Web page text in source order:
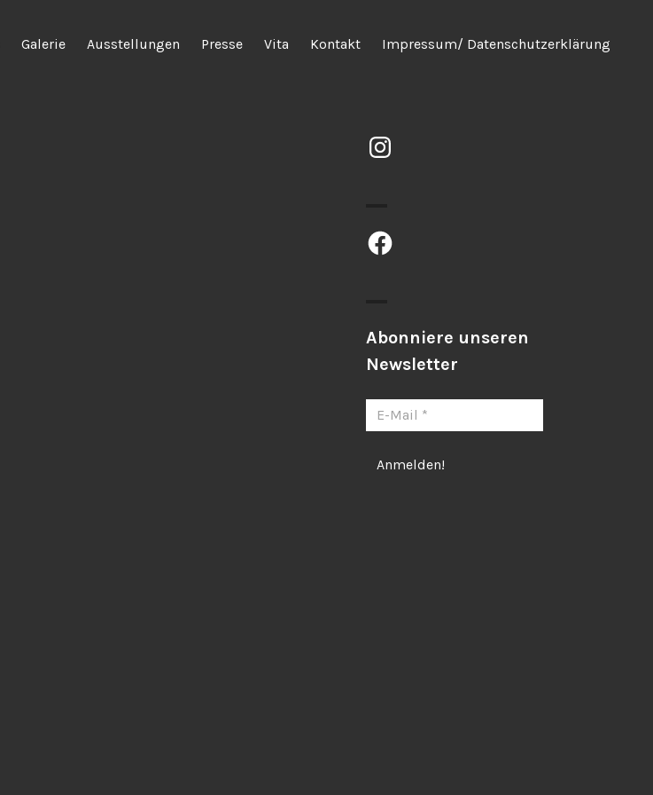
Galerie Ausstellungen Presse Vita Kontakt Impressum/ Datenschutzerklärung
Instagram
Facebook
Abonniere unseren
Newsletter